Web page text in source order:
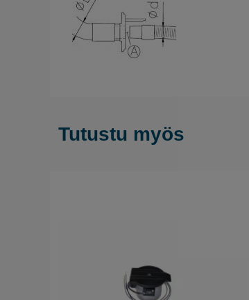
Tutustu myös